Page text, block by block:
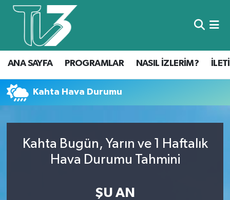
ANA SAYFA PROGRAMLAR NASIL İZLERİM?
Kahta Hava Durumu
Kahta Bugün, Yarın ve 1 Haftalık
Hava Durumu Tahmini
ŞU AN
Foto Galeri
Canlı Yayın
ANA SAYFA
PROGRAMLAR
NASIL İZLERİM?
KÜNYE